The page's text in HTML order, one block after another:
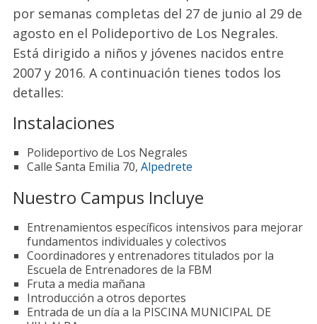
por semanas completas del 27 de junio al 29 de
agosto en el Polideportivo de Los Negrales.
Está dirigido a niños y jóvenes nacidos entre
2007 y 2016. A continuación tienes todos los
detalles:
Instalaciones
Polideportivo de Los Negrales
Calle Santa Emilia 70,Alpedrete
Nuestro Campus Incluye
Entrenamientos específicos intensivos para mejorar
fundamentos individuales y colectivos
Coordinadores y entrenadores titulados por la
Escuela de Entrenadores de la FBM
Fruta a media mañana
Introducción a otros deportes
Entrada de un día a la PISCINA MUNICIPAL DE